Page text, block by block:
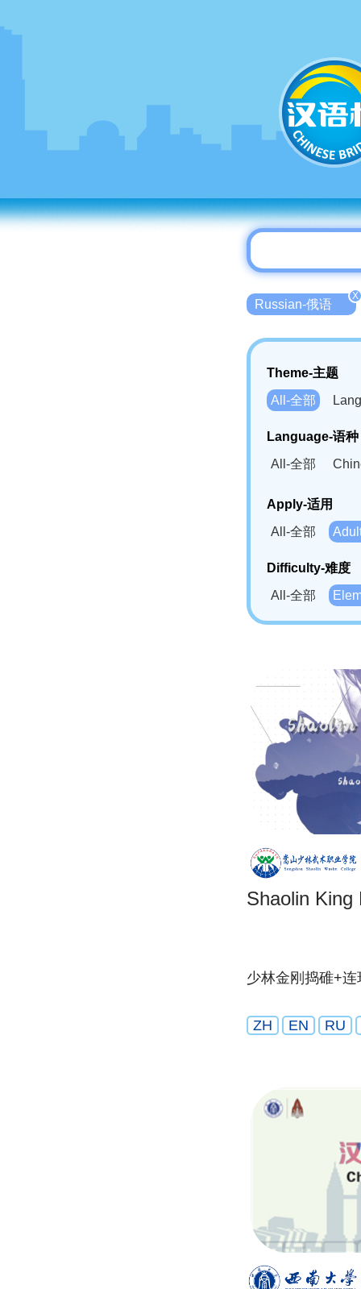
Russian-俄语
X
Theme-主题
All-全部
Language-语种
All-全部
Bahasa
Swahili(SW)-
Apply-适用
All-全部
Difficulty-难度
All-全部
Shaolin King
少林金刚捣碓+连
ZH EN RU